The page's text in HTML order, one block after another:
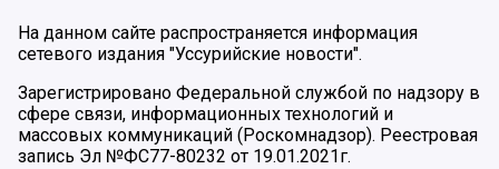
На данном сайте распространяется информация
сетевого издания "Уссурийские новости".
Зарегистрировано Федеральной службой по надзору в
сфере связи, информационных технологий и
массовых коммуникаций (Роскомнадзор). Реестровая
запись Эл №ФС77-80232 от 19.01.2021г.